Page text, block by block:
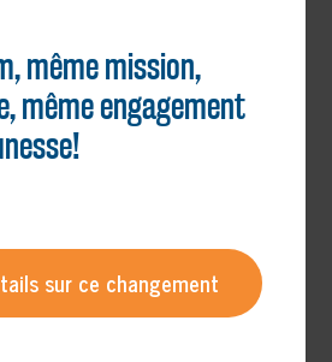
même mission,
même engagement
sur ce changement